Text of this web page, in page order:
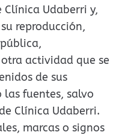
Udaberri y,
reproducción,
actividad que se
de sus
fuentes, salvo
Clínica Udaberri.
marcas o signos